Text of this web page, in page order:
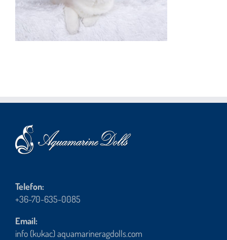
Telefon:
+36-70-635-0085
Email:
info (kukac) aquamarineragdolls.com